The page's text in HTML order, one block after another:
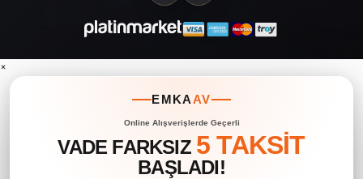
×
EMKAAV
Online Alışverişlerde Geçerli
VADE FARKSIZ 5 TAKSİT
BAŞLADI!